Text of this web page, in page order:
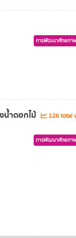
การพัฒนาศักยภาพ
น้ำดอกไม้ 126 total
การพัฒนาศักยภาพ